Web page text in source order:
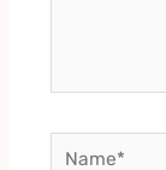
Name*